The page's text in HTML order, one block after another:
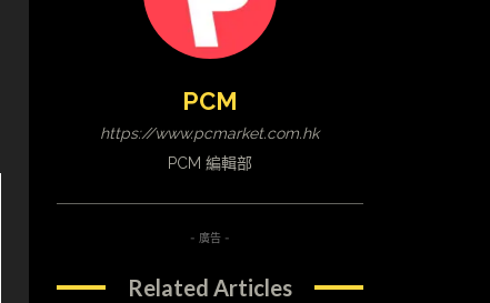
PCM
https://www.pcmarket.com.hk
PCM 編輯部
- 廣告 -
Related Articles